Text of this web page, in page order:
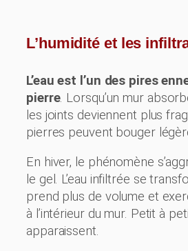
L’humidité et les
L’eau est l’un des pires
pierre. Lorsqu’un mur
les joints deviennent plus
pierres peuvent bouger
En hiver, le phénomène
le gel. L’eau infiltrée se
prend plus de volume et
à l’intérieur du mur. Petit à
apparaissent.